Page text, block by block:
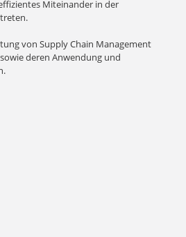
Miteinander in der
von Supply Chain Management
deren Anwendung und